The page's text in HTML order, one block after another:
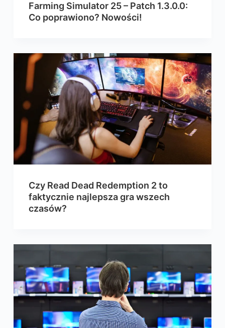
Farming Simulator 25 – Patch 1.3.0.0:
Co poprawiono? Nowości!
Czy Read Dead Redemption 2 to
faktycznie najlepsza gra wszech
czasów?